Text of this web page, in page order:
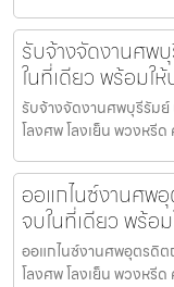
รับจ้างจัดงานศพ
ในที่เดียว พร้อมใ
รับจ้างจัดงานศพบุรีรัม
โลงศพ โลงเย็น พวงหรี
ออแกไนซ์งานศพ
จบในที่เดียว พร้อ
ออแกไนซ์งานศพอุตรดิ
โลงศพ โลงเย็น พวงหรี